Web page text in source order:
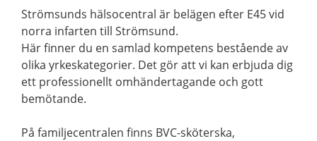
Strömsunds hälsocentral är belägen efter E45 vid
norra infarten till Strömsund.
Här finner du en samlad kompetens bestående av
olika yrkeskategorier. Det gör att vi kan erbjuda dig
ett professionellt omhändertagande och gott
bemötande.
På familjecentralen finns BVC-sköterska,